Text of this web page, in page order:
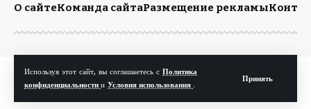
Используя этот сайт, вы соглашаетесь с Политика
конфиденциальности и Условия использования .
Принять
О сайтеКоманда сайтаРазмещение рекламы
© Kp.md. Все права защищены.